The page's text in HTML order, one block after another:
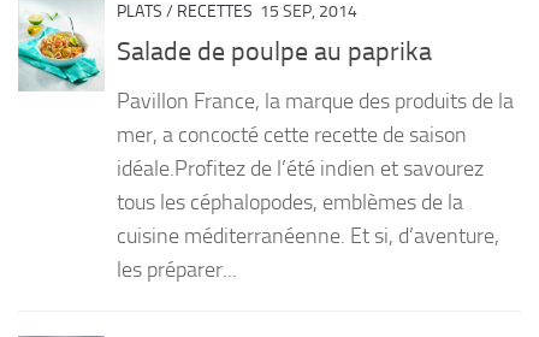
PLATS / RECETTES 15 SEP, 2014
Salade de poulpe au paprika
Pavillon France, la marque des produits de la
mer, a concocté cette recette de saison
idéale.Profitez de l’été indien et savourez
tous les céphalopodes, emblèmes de la
cuisine méditerranéenne. Et si, d’aventure,
les préparer...